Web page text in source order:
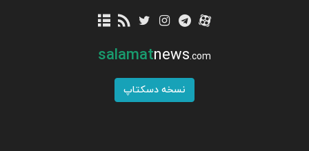
salamatnews.com
نسخه دسکتاپ